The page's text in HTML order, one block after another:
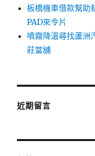
板橋機車借款幫助
PAD來令片
噴霧降溫尋找蘆洲
莊當舖
近期留言